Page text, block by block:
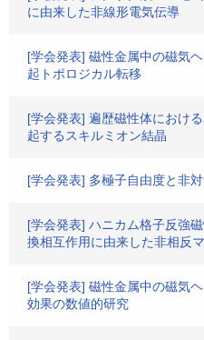
に由来した非線形電気伝導
[学会発表] 磁性金属中の磁気
起トポロジカル転移
[学会発表] 遍歴磁性体におけ
起するスキルミオン結晶
[学会発表] 多極子自由度と非
[学会発表] ハニカム格子反強
換相互作用に由来した非相反
[学会発表] 磁性金属中の磁気
効果の数値的研究